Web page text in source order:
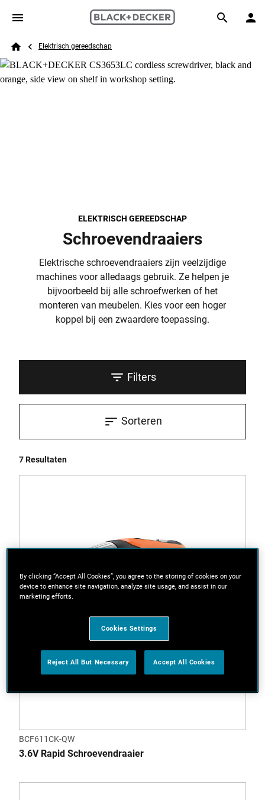
Skip to main content
Search
Breadcrumb
Elektrisch gereedschap
ELEKTRISCH GEREEDSCHAP
Schroevendraaiers
Elektrische schroevendraaiers zijn veelzijdige
machines voor alledaags gebruik. Ze helpen je
bijvoorbeeld bij alle schroefwerken of het
monteren van meubelen. Kies voor een hoger
koppel bij een zwaardere toepassing.
Filters
7 Resultaten
Sorteren
BCF611CK-QW
3.6V Rapid Schroevendraaier
By clicking “Accept All Cookies”, you agree to the storing of cookies on your
device to enhance site navigation, analyze site usage, and assist in our
marketing efforts.
Cookies Settings
Reject All But Necessary Accept All Cookies